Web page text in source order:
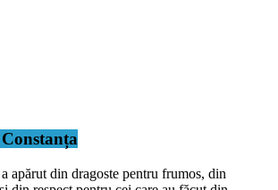
apărut din dragoste pentru frumos, din